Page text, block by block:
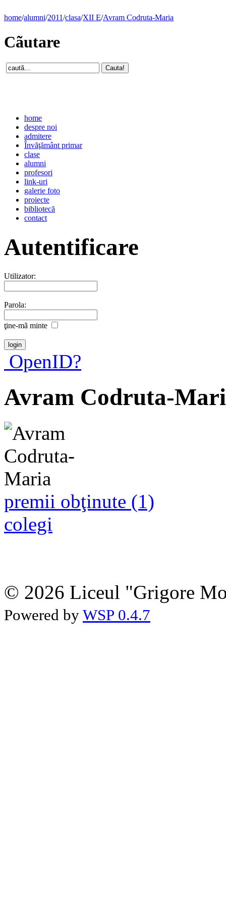
home/alumni/2011/clasa/XII E/Avram Codruta-Maria
Cãutare
home
despre noi
admitere
Învăţământ primar
clase
alumni
profesori
link-uri
galerie foto
proiecte
bibliotecă
contact
Autentificare
Utilizator:
Parola:
ţine-mã minte
OpenID?
Avram Codruta-
premii obţinute (1)
colegi
© 2026 Liceul "Grigore
Powered by WSP 0.4.7